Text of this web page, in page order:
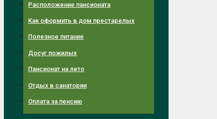
Расположение пансионата
Как оформить в дом престарелых
Полезное питание
Досуг пожилых
Пансионат на лето
Отдых в санатории
Оплата за пенсию